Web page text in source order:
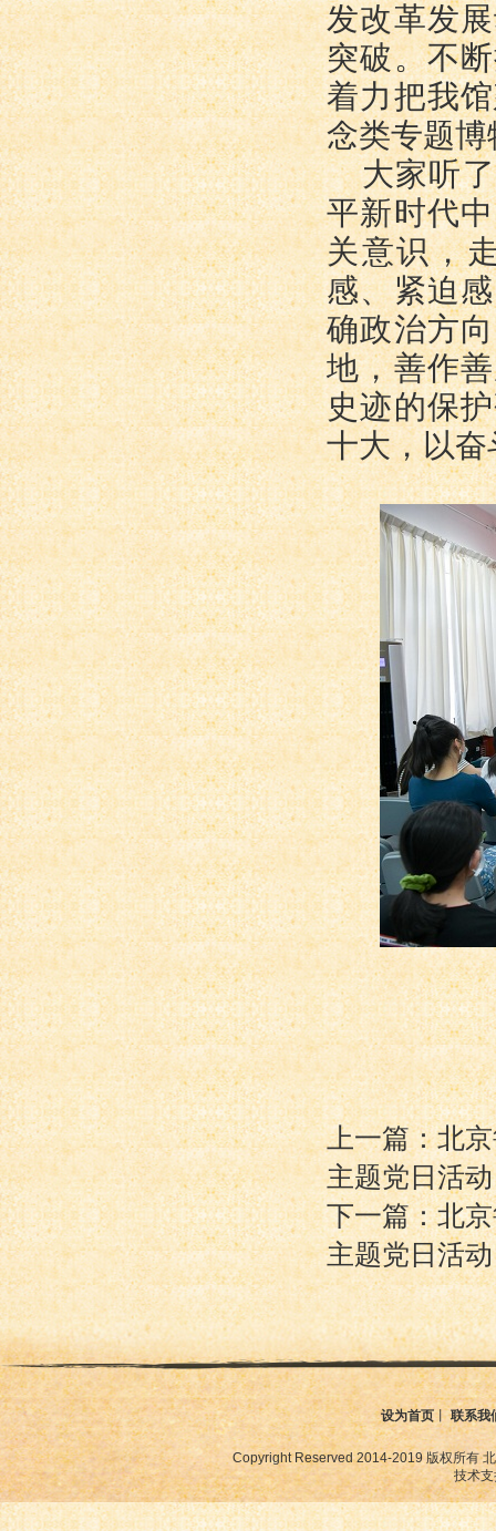
发改革发
突破。不
着力把我
念类专题博
大家听
平新时代
关意识，
感、紧迫
确政治方
地，善作
史迹的保
十大，以
上一篇：北
主题党日活动
下一篇：北
主题党日活动
设为首页丨联系我
Copyright Reserved 2014-2019 版权所有
技术